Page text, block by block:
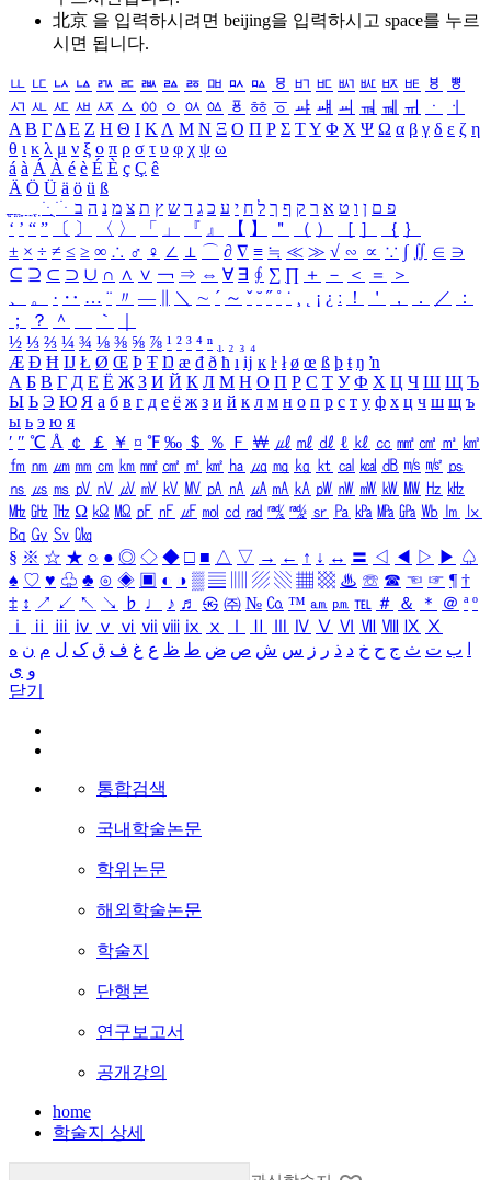
北京 을 입력하시려면 beijing을 입력하시고 space를 누르
시면 됩니다.
ㅥ ㅦ ㅧ ㅨ ㅩ ㅪ ㅫ ㅬ ㅭ ㅮ ㅯ ㅰ ㅱ ㅲ ㅳ ㅴ ㅵ ㅶ ㅷ ㅸ
ㅹ
ㅺ ㅻ ㅼ ㅽ ㅾ ㅿ ㆀ ㆁ ㆂ ㆃ ㆄ ㆅ ㆆ ㆇ ㆈ ㆉ ㆊ ㆋ ㆌ ㆍ
ㆎ
Α Β ΓΔ Ε Ζ Η Θ Ι ΚΛ Μ Ν Ξ Ο Π Ρ Σ ΤΥ Φ Χ Ψ Ω α β γ δ ε ζ η
θ ι κ λ μ ν ξ ο π ρ σ τ υ φ χ ψ ω
á à Á À é è É È ç Ç ê
Ä Ö Ü ä ö ü ß
ִֶֹ ֻּ ׁׂ פ ם ן ו ט א ר ק ף ך ל ח י ע כ ג ד ש ץ ת צ מ נ ה ב
‘ ’ “ ” 〔 〕 〈 〉 「 」 『 』 【 】 ＂ （ ） ［ ］ ｛ ｝
± × ÷ ≠ ≤ ≥ ∞ ∴ ♂ ♀ ∠ ⊥ ⌒ ∂ ∇ ≡ ≒ ≪ ≫ √ ∽ ∝ ∵ ∫ ∬ ∈ ∋
⊆ ⊇ ⊂ ⊃ ∪ ∩ ∧ ∨ ￢ ⇒ ⇔ ∀ ∃ ∮ ∑ ∏ ＋ － ＜ ＝
＞
、
。 · ‥ … ¨ 〃 ― ＼ ∼ ´ ～ ˇ ˘ ˝ ˚ ˙ ¸ ¡ ¿ ː ！ ＇ ， ． ／
：
；
？ ＾ ｀
½ ⅓ ⅔ ¼ ¾ ⅛ ⅜ ⅝ ⅞ ¹ ² ³ ⁴ ⁿ ₁ ₂ ₃ ₄
Æ Ð Ħ Ĳ Ł Ø Œ Þ Ŧ Ŋ æ đ ð ħ ı ĳ ĸ ŀ ł ø œ ß þ ŧ ŋ ŉ
А Б В Г Д Е Ё Ж З И Й К Л М Н О П Р С Т У Ф Х Ц Ч Ш Щ Ъ
Ы Ь Э Ю Я а б в г д е ё ж з и й к л м н о п р с т у ф х ц ч ш щ ъ
ы ь э ю я
′ ″ ℃ Å ￠ ￡ ￥ ¤ ℉ ‰ ＄ ％ Ｆ ￦ ㎕ ㎖ ㎗ ℓ ㎘ ㏄ ㎣ ㎤ ㎥ ㎦
㎙ ㎚ ㎛ ㎜ ㎝ ㎞ ㎟ ㎠ ㎡ ㎢ ㏊ ㎍ ㎎ ㎏ ㏏ ㎈ ㎉ ㏈ ㎧ ㎨ ㎰
㎱ ㎲ ㎳ ㎴ ㎵ ㎶ ㎷ ㎸ ㎹ ㎀ ㎁ ㎂ ㎃ ㎄ ㎺ ㎻ ㎽ ㎾ ㎿ ㎐ ㎑
㎒ ㎓ ㎔ Ω ㏀ ㏁ ㎊ ㎋ ㎌ ㏖ ㏅ ㎭ ㎮ ㎯ ㏛ ㎩ ㎪ ㎫ ㎬ ㏝ ㏐
㏓
㏃ ㏉ ㏜ ㏆
§ ※ ☆ ★ ○ ● ◎ ◇ ◆ □ ■ △ ▽ → ← ↑ ↓ ↔ 〓 ◁ ◀ ▷ ▶ ♤
♠ ♡ ♥ ♧ ♣ ⊙ ◈ ▣ ◐ ◑ ▒ ▤ ▨ ▧ ▦ ▩ ♨ ☏ ☎ ☜ ☞ ¶ †
‡ ↕ ↗ ↙ ↖ ↘ ♭ ♩ ♪ ♬ ㉿ ㈜ № ㏇ ™ ㏂ ㏘ ℡ ＃ ＆ ＊ ＠ ª º
ⅰ
ⅱ ⅲ ⅳ ⅴ ⅵ ⅶ ⅷ ⅸ ⅹ Ⅳ Ⅴ Ⅵ Ⅶ Ⅷ Ⅸ Ⅹ
ب ت ث ج ح خ د ذ ر ز س ش ص ض ط ظ ع غ ف ق ک ل م ن ه
و ی
닫기
통합검색
국내학술논문
학위논문
해외학술논문
학술지
단행본
연구보고서
공개강의
home
학술지 상세